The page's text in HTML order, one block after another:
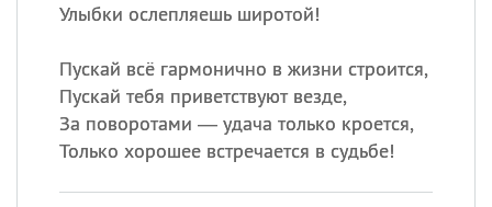
Улыбки ослепляешь широтой!
Пускай всё гармонично в жизни строится,
Пускай тебя приветствуют везде,
За поворотами — удача только кроется,
Только хорошее встречается в судьбе!